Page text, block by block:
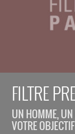
FILTRE
UN HOMME,
VOTRE